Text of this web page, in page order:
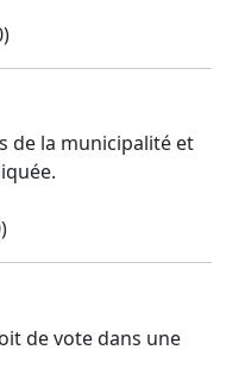
de la municipalité et
de vote dans une